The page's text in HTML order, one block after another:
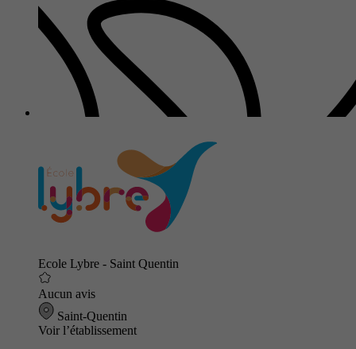
Ecole Lybre - Saint Quentin
Aucun avis
Saint-Quentin
Voir l’établissement